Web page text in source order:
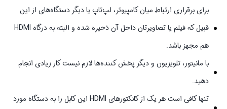
برای برقراری ارتباط میان کامپیوتر، لپ‌تاپ یا دیگر دستگاه‌های از این
قبیل که فیلم یا تصاویرتان داخل آن ذخیره شده و البته به درگاه HDMI
هم مجهز باشد.
با مانیتور، تلویزیون و دیگر پخش کننده‌ها لازم نیست کار زیادی انجام
دهید.
تنها کافی است هر یک از کانکتورهای HDMI این کابل را به دستگاه مورد